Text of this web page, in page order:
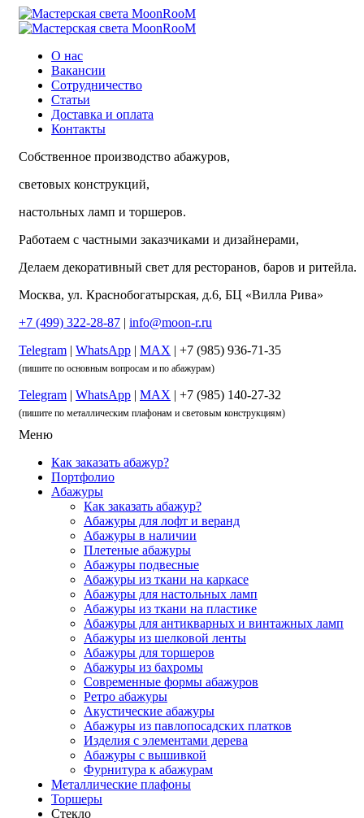
О нас
Вакансии
Сотрудничество
Статьи
Доставка и оплата
Контакты
Собственное производство абажуров,
световых конструкций,
настольных ламп и торшеров.
Работаем с частными заказчиками и дизайнерами,
Делаем декоративный свет для ресторанов, баров и ритейла.
Москва, ул. Краснобогатырская, д.6, БЦ «Вилла Рива»
+7 (499) 322-28-87 | info@moon-r.ru
Telegram | WhatsApp | MAX | +7 (985) 936-71-35
(пишите по основным вопросам и по абажурам)
Telegram | WhatsApp | MAX | +7 (985) 140-27-32
(пишите по металлическим плафонам и световым конструкциям)
Меню
Как заказать абажур?
Портфолио
Абажуры
Как заказать абажур?
Абажуры для лофт и веранд
Абажуры в наличии
Плетеные абажуры
Абажуры подвесные
Абажуры из ткани на каркасе
Абажуры для настольных ламп
Абажуры из ткани на пластике
Абажуры для антикварных и винтажных ламп
Абажуры из шелковой ленты
Абажуры для торшеров
Абажуры из бахромы
Современные формы абажуров
Ретро абажуры
Акустические абажуры
Абажуры из павлопосадских платков
Изделия с элементами дерева
Абажуры с вышивкой
Фурнитура к абажурам
Металлические плафоны
Торшеры
Стекло